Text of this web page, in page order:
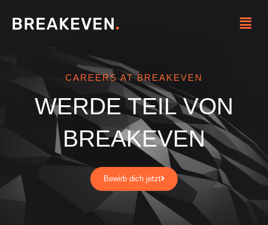
Inhalt
Menü
CAREERS AT BREAKEVEN
WERDE TEIL VON
BREAKEVEN
Bewirb dich jetzt